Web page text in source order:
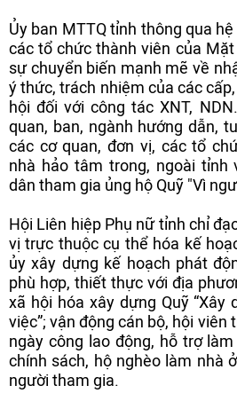
Ủy ban MTTQ tỉnh thông qua
các tổ chức thành viên của
sự chuyển biến mạnh mẽ về
ý thức, trách nhiệm của các
hội đối với công tác XNT,
quan, ban, ngành hướng dẫn,
các cơ quan, đơn vị, các tổ
nhà hảo tâm trong, ngoài tỉnh
dân tham gia ủng hộ Quỹ "Vì
Hội Liên hiệp Phụ nữ tỉnh chỉ
vị trực thuộc cụ thể hóa kế
ủy xây dựng kế hoạch phát
phù hợp, thiết thực với địa
xã hội hóa xây dựng Quỹ “Xây
việc”; vận động cán bộ, hội viên
ngày công lao động, hỗ trợ
chính sách, hộ nghèo làm nhà
người tham gia.